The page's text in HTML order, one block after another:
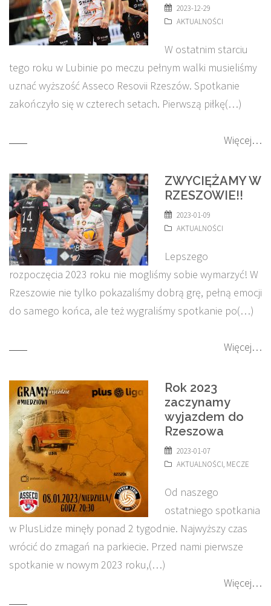
2023-12-29
AKTUALNOŚCI
W ostatnim starciu
tego roku w Lubinie po meczu pełnym walki musieliśmy
uznać wyższość Asseco Resovii Rzeszów. Spotkanie
zakończyło się w czterech setach. Pierwszą piłkę(…)
Więcej…
ZWYCIĘŻAMY W
RZESZOWIE!!
2023-01-09
AKTUALNOŚCI
Lepszego
rozpoczęcia 2023 roku nie mogliśmy sobie wymarzyć! W
Rzeszowie nie tylko pokazaliśmy dobrą grę, pełną emocji
do samego końca, ale też wygraliśmy spotkanie po(…)
Więcej…
Rok 2023
zaczynamy
wyjazdem do
Rzeszowa
2023-01-07
AKTUALNOŚCI, MECZE
Od naszego
ostatniego spotkania
w PlusLidze minęły ponad 2 tygodnie. Najwyższy czas
wrócić do zmagań na parkiecie. Przed nami pierwsze
spotkanie w nowym 2023 roku,(…)
Więcej…